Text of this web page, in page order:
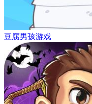
豆腐男孩游戏